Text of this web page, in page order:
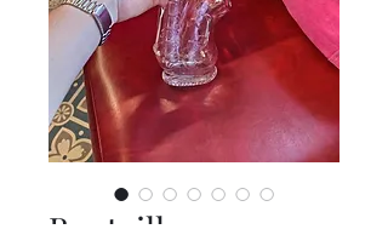
Bouteille en verre